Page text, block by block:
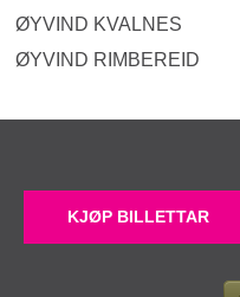
ØYVIND KVALNES
ØYVIND RIMBEREID
KJØP BILLETTAR